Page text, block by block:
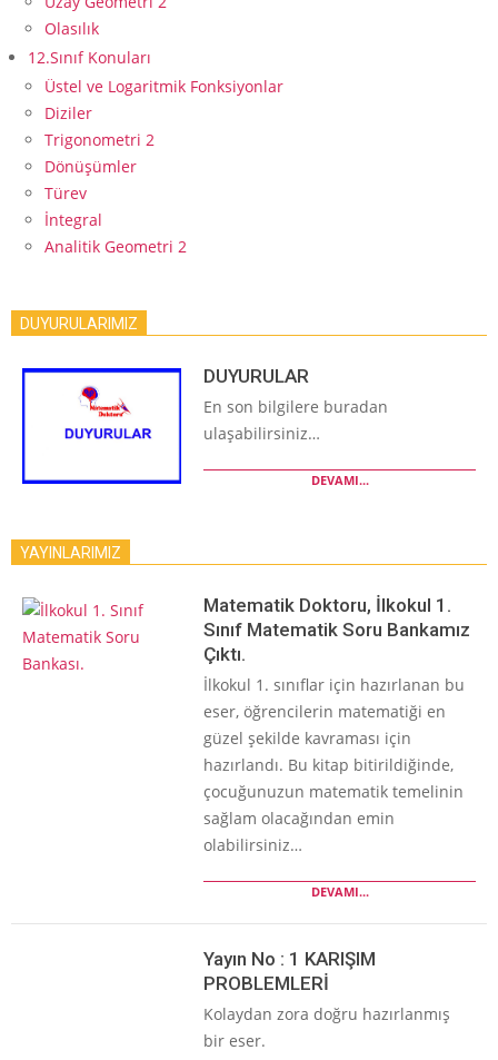
Olasılık
12.Sınıf Konuları
Üstel ve Logaritmik Fonksiyonlar
Diziler
Trigonometri 2
Dönüşümler
Türev
İntegral
Analitik Geometri 2
DUYURULARIMIZ
DUYURULAR
En son bilgilere buradan
ulaşabilirsiniz…
DEVAMI...
YAYINLARIMIZ
Matematik Doktoru, İlkokul 1.
Sınıf Matematik Soru Bankamız
Çıktı.
İlkokul 1. sınıflar için hazırlanan bu
eser, öğrencilerin matematiği en
güzel şekilde kavraması için
hazırlandı. Bu kitap bitirildiğinde,
çocuğunuzun matematik temelinin
sağlam olacağından emin
olabilirsiniz…
DEVAMI...
Yayın No : 1 KARIŞIM
PROBLEMLERİ
Kolaydan zora doğru hazırlanmış
bir eser.